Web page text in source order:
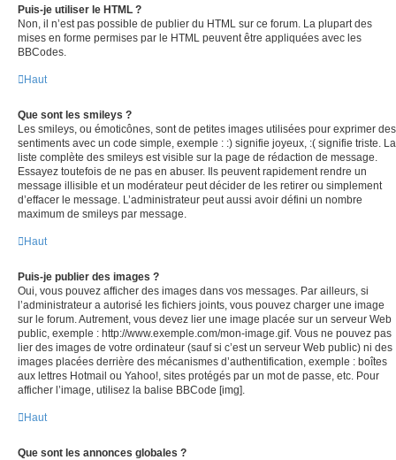
Puis-je utiliser le HTML ?
Non, il n’est pas possible de publier du HTML sur ce forum. La plupart des
mises en forme permises par le HTML peuvent être appliquées avec les
BBCodes.
Haut
Que sont les smileys ?
Les smileys, ou émoticônes, sont de petites images utilisées pour exprimer des
sentiments avec un code simple, exemple : :) signifie joyeux, :( signifie triste. La
liste complète des smileys est visible sur la page de rédaction de message.
Essayez toutefois de ne pas en abuser. Ils peuvent rapidement rendre un
message illisible et un modérateur peut décider de les retirer ou simplement
d’effacer le message. L’administrateur peut aussi avoir défini un nombre
maximum de smileys par message.
Haut
Puis-je publier des images ?
Oui, vous pouvez afficher des images dans vos messages. Par ailleurs, si
l’administrateur a autorisé les fichiers joints, vous pouvez charger une image
sur le forum. Autrement, vous devez lier une image placée sur un serveur Web
public, exemple : http://www.exemple.com/mon-image.gif. Vous ne pouvez pas
lier des images de votre ordinateur (sauf si c’est un serveur Web public) ni des
images placées derrière des mécanismes d’authentification, exemple : boîtes
aux lettres Hotmail ou Yahoo!, sites protégés par un mot de passe, etc. Pour
afficher l’image, utilisez la balise BBCode [img].
Haut
Que sont les annonces globales ?